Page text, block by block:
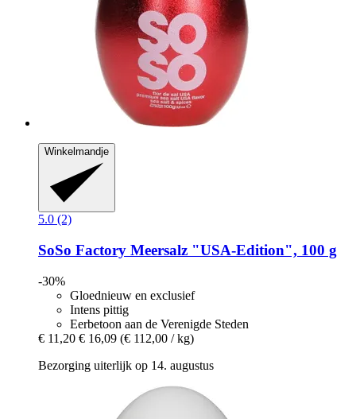
Winkelmandje
5.0 (2)
SoSo Factory Meersalz "USA-​Edition", 100 g
-30%
Gloednieuw en exclusief
Intens pittig
Eerbetoon aan de Verenigde Steden
€ 11,20 € 16,09 (€ 112,00 / kg)
Bezorging uiterlijk op 14. augustus